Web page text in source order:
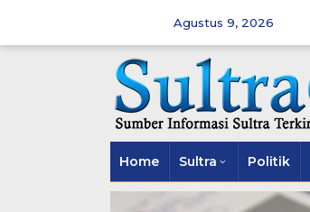
Agustus 9, 2026
Home Sultra Politik